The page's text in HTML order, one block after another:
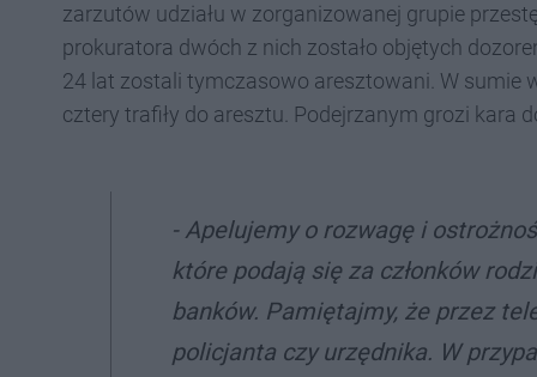
zarzutów udziału w zorganizowanej grupie
prokuratora dwóch z nich zostało objętych
24 lat zostali tymczasowo aresztowani. W sumie
cztery trafiły do aresztu. Podejrzanym grozi kara
- Apelujemy o rozwagę i
które podają się za członków
banków. Pamiętajmy, że przez
policjanta czy urzędnika. W